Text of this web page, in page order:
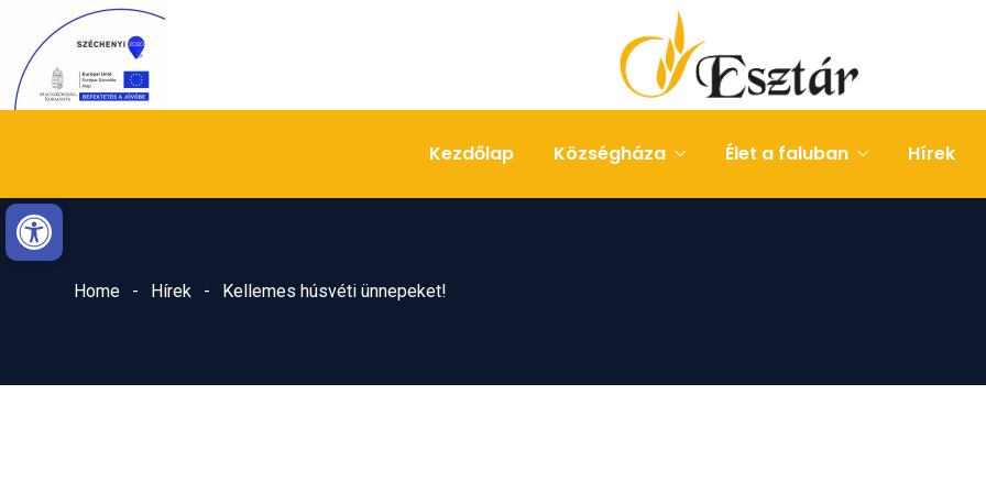
Eszköztár megnyitása
Content
navigációhoz
Kezdőlap Községháza Élet a faluban Hírek
Home Hírek Kellemes húsvéti ünnepeket!